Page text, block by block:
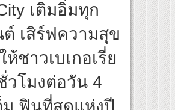
สุดยิ่งใหญ่ ณ กรุงเทพฯ ขนทัพศิลปินชั้นนำ พร้อมกาล่าไ
เติมอิ่มทุก
ต์ เสิร์ฟความสุข
ชาวเบเกอเรี่ย
วโมงต่อวัน 4